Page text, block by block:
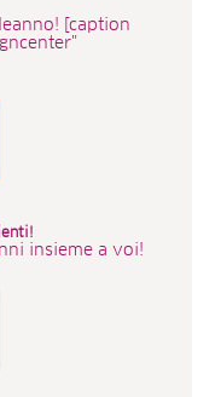
[caption
insieme a voi!